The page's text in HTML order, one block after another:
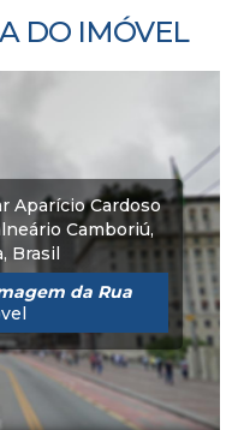
DO IMÓVEL
Aparício Cardoso
Camboriú,
, Brasil
da Rua